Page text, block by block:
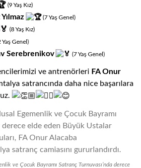
(9Yaş Kız)
(7Yaş Genel)
(8Yaş Kız)
Yaş Genel)
Serebrenikov (7Yaş Genel)
ve antrenörleri FA Onur
satrancında daha nice başarılara
ve Çocuk Bayramı Satranç Turnuvası’nda derece